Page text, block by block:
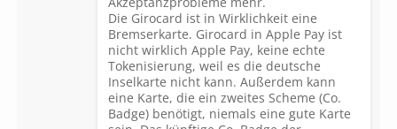
Die Girocard ist in Wirklichkeit eine
Bremserkarte. Girocard in Apple Pay ist
nicht wirklich Apple Pay, keine echte
Tokenisierung, weil es die deutsche
Inselkarte nicht kann. Außerdem kann
eine Karte, die ein zweites Scheme (Co.
Badge) benötigt, niemals eine gute Karte